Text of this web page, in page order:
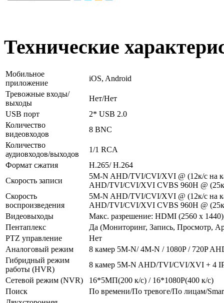
Технические
Мобильное
приложение
iOS, Android
Тревожные входы/
выходы
Нет/Нет
USB порт
2* USB 2.0
Количество
видеовходов
8 BNC
Количество
аудиовходов/выходов
1/1 RCA
Формат сжатия
H.265/ H.264
Скорость записи
5M-N AHD/TVI/CVI/XVI @ (12к/с на
AHD/TVI/CVI/XVI CVBS 960Н @
Скорость
воспроизведения
5M-N AHD/TVI/CVI/XVI @ (12к/с на
AHD/TVI/CVI/XVI CVBS 960Н @
Видеовыходы
Макс. разрешение: HDMI (2560 x
Пентаплекс
Да (Мониторинг, Запись, Просмотр,
PTZ управление
Нет
Аналоговый режим
8 камер 5M-N/ 4M-N / 1080P / 720P
Гибридный режим
работы (HVR)
8 камер 5M-N AHD/TVI/CVI/XVI + 4
Сетевой режим (NVR)
16*5МП(200 к/с) / 16*1080P(400 к/с)
Поиск
По времени/По тревоге/По лицам/